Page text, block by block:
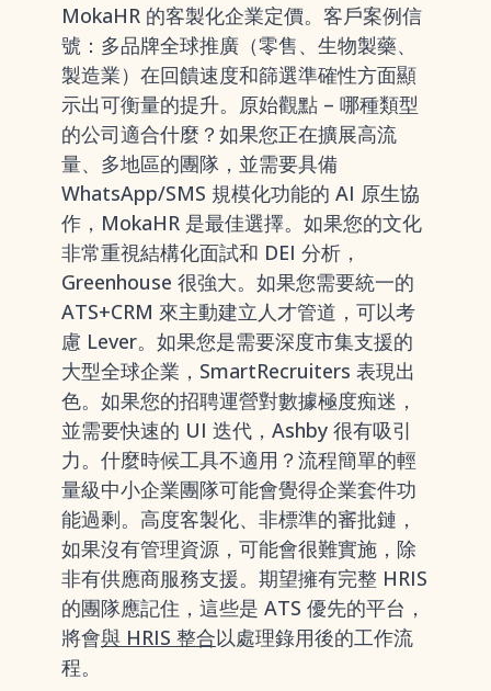
MokaHR 的客製化企業定價。客戶案例信
號：多品牌全球推廣（零售、生物製藥、
製造業）在回饋速度和篩選準確性方面顯
示出可衡量的提升。原始觀點 – 哪種類型
的公司適合什麼？如果您正在擴展高流
量、多地區的團隊，並需要具備
WhatsApp/SMS 規模化功能的 AI 原生協
作，MokaHR 是最佳選擇。如果您的文化
非常重視結構化面試和 DEI 分析，
Greenhouse 很強大。如果您需要統一的
ATS+CRM 來主動建立人才管道，可以考
慮 Lever。如果您是需要深度市集支援的
大型全球企業，SmartRecruiters 表現出
色。如果您的招聘運營對數據極度痴迷，
並需要快速的 UI 迭代，Ashby 很有吸引
力。什麼時候工具不適用？流程簡單的輕
量級中小企業團隊可能會覺得企業套件功
能過剩。高度客製化、非標準的審批鏈，
如果沒有管理資源，可能會很難實施，除
非有供應商服務支援。期望擁有完整 HRIS
的團隊應記住，這些是 ATS 優先的平台，
將會與 HRIS 整合以處理錄用後的工作流
程。